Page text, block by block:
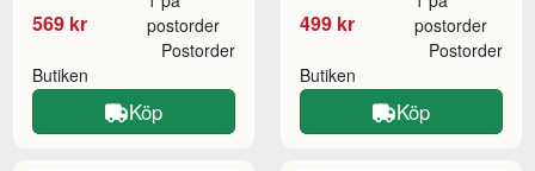
569 kr
postorder
Butiken
Postorder
Köp
499 kr
postorder
Butiken
Postorder
Köp